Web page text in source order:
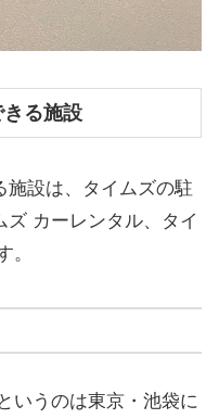
る施設
施設は、タイムズの駐
カーレンタル、タイ
。
いうのは東京・池袋に